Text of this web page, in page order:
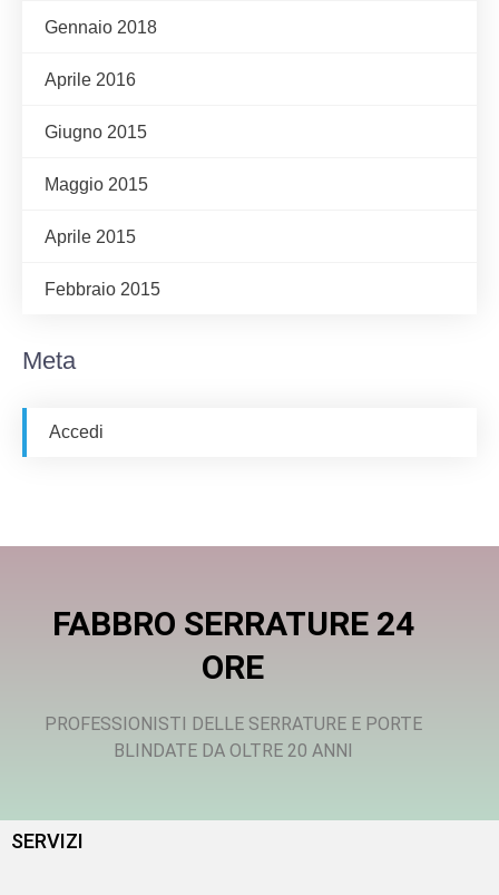
Gennaio 2018
Aprile 2016
Giugno 2015
Maggio 2015
Aprile 2015
Febbraio 2015
Meta
Accedi
FABBRO SERRATURE 24
ORE
PROFESSIONISTI DELLE SERRATURE E PORTE
BLINDATE DA OLTRE 20 ANNI
SERVIZI